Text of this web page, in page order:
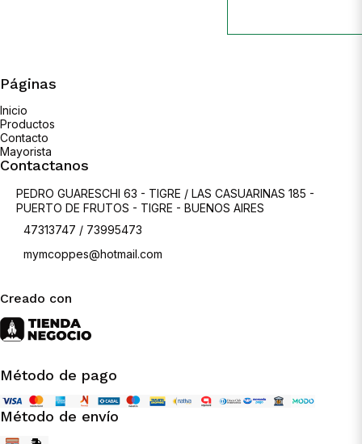
Páginas
Inicio
Productos
Contacto
Mayorista
Contactanos
PEDRO GUARESCHI 63 - TIGRE / LAS CASUARINAS 185 -
PUERTO DE FRUTOS - TIGRE - BUENOS AIRES
47313747 / 73995473
mymcoppes@hotmail.com
Creado con
Método de pago
Método de envío